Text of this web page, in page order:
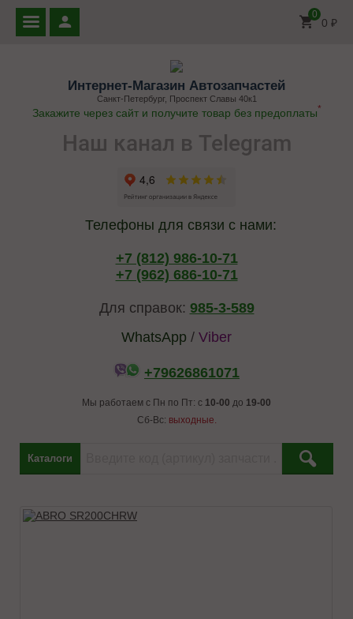
0
0 ₽
Интернет-Магазин Автозапчастей
Санкт-Петербург, Проспект Славы 40к1
Закажите через сайт и получите товар без предоплаты*
Наш канал в Telegram
Телефоны для связи с нами:
+7 (812) 986-10-71
+7 (962) 686-10-71
Для справок: 985-3-589
WhatsApp / Viber
+79626861071
Мы работаем с Пн по Пт: с 10-00 до 19-00
Сб-Вс: выходные.
Каталоги